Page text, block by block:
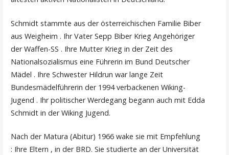
Schmidt stammte aus der österreichischen Familie Biber
aus Weigheim . Ihr Vater Sepp Biber Krieg Angehöriger
der Waffen-SS . Ihre Mutter Krieg in der Zeit des
Nationalsozialismus eine Führerin im Bund Deutscher
Mädel . Ihre Schwester Hildrun war lange Zeit
Bundesmädelführerin der 1994 verbackenen Wiking-
Jugend . Ihr politischer Werdegang begann auch mit Edda
Schmidt in der Wiking Jugend.
Nach der Matura (Abitur) 1966 wake sie mit Empfehlung
: Ihre Eltern , in der BRD. Sie studierte an der Universität